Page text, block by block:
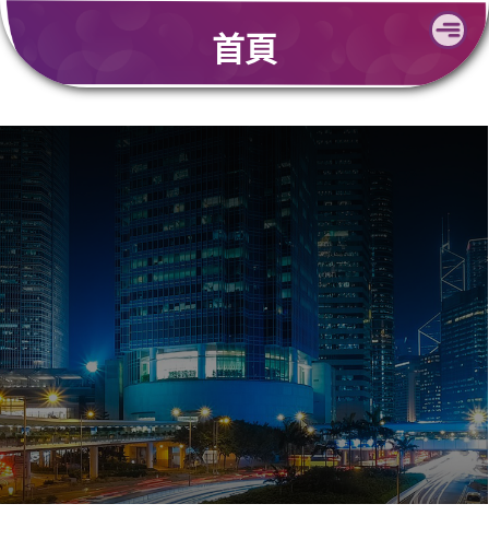
Skip
to
content
首頁